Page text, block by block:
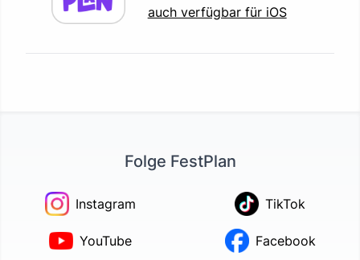
auch verfügbar für iOS
Folge FestPlan
Instagram TikTok
YouTube Facebook